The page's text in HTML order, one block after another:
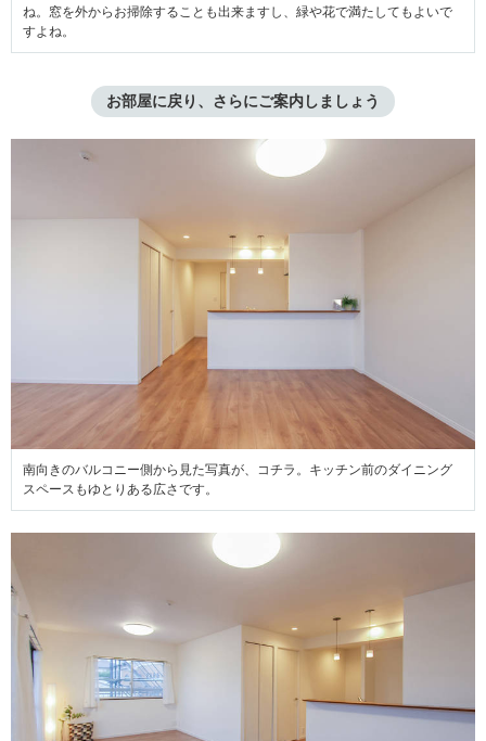
ね。窓を外からお掃除することも出来ますし、緑や花で満たしてもよいで
すよね。
お部屋に戻り、さらにご案内しましょう
南向きのバルコニー側から見た写真が、コチラ。キッチン前のダイニング
スペースもゆとりある広さです。